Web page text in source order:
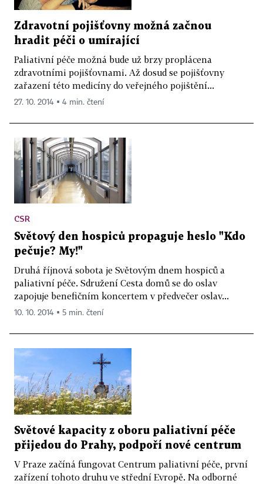
Zdravotní pojišťovny možná začnou
hradit péči o umírající
Paliativní péče možná bude už brzy proplácena
zdravotními pojišťovnami. Až dosud se pojišťovny
zařazení této medicíny do veřejného pojištění...
27. 10. 2014 ▪ 4 min. čtení
CSR
Světový den hospiců propaguje heslo "Kdo
pečuje? My!"
Druhá říjnová sobota je Světovým dnem hospiců a
paliativní péče. Sdružení Cesta domů se do oslav
zapojuje benefičním koncertem v předvečer oslav...
10. 10. 2014 ▪ 5 min. čtení
Světové kapacity z oboru paliativní péče
přijedou do Prahy, podpoří nové centrum
V Praze začíná fungovat Centrum paliativní péče, první
zařízení tohoto druhu ve střední Evropě. Na odborné